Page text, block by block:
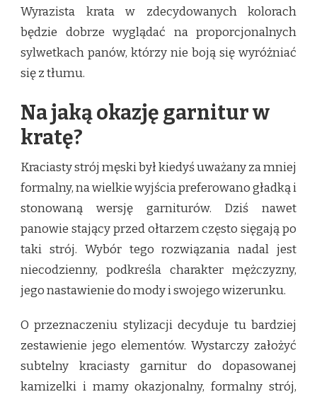
Wyrazista krata w zdecydowanych kolorach
będzie dobrze wyglądać na proporcjonalnych
sylwetkach panów, którzy nie boją się wyróżniać
się z tłumu.
Na jaką okazję garnitur w
kratę?
Kraciasty strój męski był kiedyś uważany za mniej
formalny, na wielkie wyjścia preferowano gładką i
stonowaną wersję garniturów. Dziś nawet
panowie stający przed ołtarzem często sięgają po
taki strój. Wybór tego rozwiązania nadal jest
niecodzienny, podkreśla charakter mężczyzny,
jego nastawienie do mody i swojego wizerunku.
O przeznaczeniu stylizacji decyduje tu bardziej
zestawienie jego elementów. Wystarczy założyć
subtelny kraciasty garnitur do dopasowanej
kamizelki i mamy okazjonalny, formalny strój,